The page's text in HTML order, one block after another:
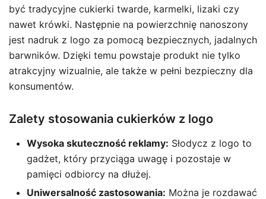
być tradycyjne cukierki twarde, karmelki, lizaki czy
nawet krówki. Następnie na powierzchnię nanoszony
jest nadruk z logo za pomocą bezpiecznych, jadalnych
barwników. Dzięki temu powstaje produkt nie tylko
atrakcyjny wizualnie, ale także w pełni bezpieczny dla
konsumentów.
Zalety stosowania cukierków z logo
Wysoka skuteczność reklamy: Słodycz z logo to
gadżet, który przyciąga uwagę i pozostaje w
pamięci odbiorcy na dłużej.
Uniwersalność zastosowania: Można je rozdawać